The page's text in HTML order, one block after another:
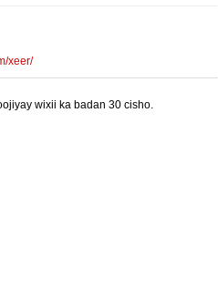
xeer/
wixii ka badan 30 cisho.